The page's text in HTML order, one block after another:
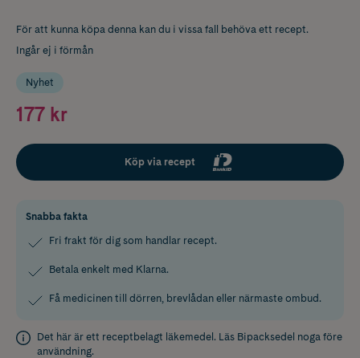
För att kunna köpa denna kan du i vissa fall behöva ett recept.
Ingår ej i förmån
Nyhet
177 kr
Köp via recept
Snabba fakta
Fri frakt för dig som handlar recept.
Betala enkelt med Klarna.
Få medicinen till dörren, brevlådan eller närmaste ombud.
Det här är ett receptbelagt läkemedel. Läs Bipacksedel noga före
användning.